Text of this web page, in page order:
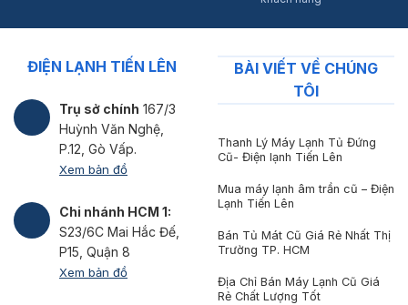
ĐIỆN LẠNH TIẾN LÊN
Trụ sở chính 167/3
Huỳnh Văn Nghệ,
P.12, Gò Vấp.
Xem bản đồ
Chi nhánh HCM 1:
S23/6C Mai Hắc Đế,
P15, Quận 8
Xem bản đồ
BÀI VIẾT VỀ CHÚNG
TÔI
Thanh Lý Máy Lạnh Tủ Đứng
Cũ- Điện lạnh Tiến Lên
Mua máy lạnh âm trần cũ – Điện
Lạnh Tiến Lên
Bán Tủ Mát Cũ Giá Rẻ Nhất Thị
Trường TP. HCM
Địa Chỉ Bán Máy Lạnh Cũ Giá
Rẻ Chất Lượng Tốt